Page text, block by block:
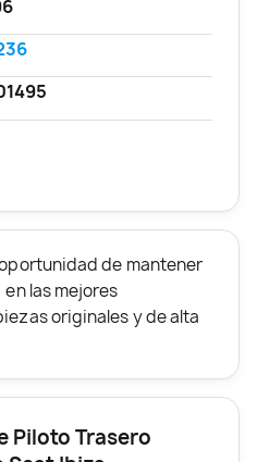
de mantener
las mejores
originales y de alta
Piloto Trasero